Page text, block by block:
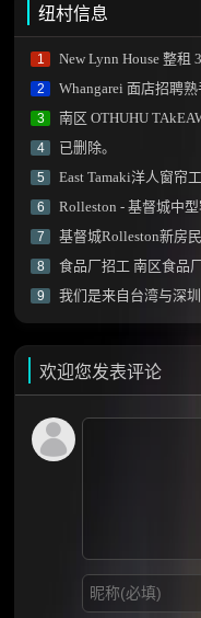
纽村信息
1 New Lynn House 整租
2 Whangarei 面店招聘
3 南区 OTHUHU
4 已删除。
5 East Tamaki洋人窗帘
6 Rolleston - 基督城中
7 基督城Rolleston新房
8 食品厂招工 南区食品
9 我们是来自台湾与深
欢迎您发表评论